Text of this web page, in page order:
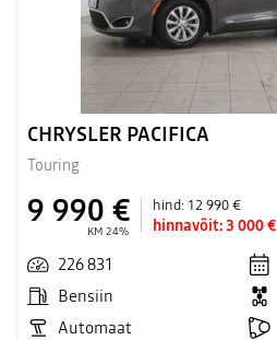
CHRYSLER PACIFICA
Touring
9 990 €
KM 24%
hind: 12 990 €
hinnavõit:3 000 €
226 831
Bensiin
Automaat